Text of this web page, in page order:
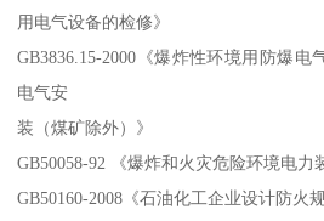
用电气设备的检修》
GB3836.15-2000《爆炸性环境用防爆
电气安
装（煤矿除外）》
GB50058-92 《爆炸和火灾危险环境电力
GB50160-2008《石油化工企业设计防火规